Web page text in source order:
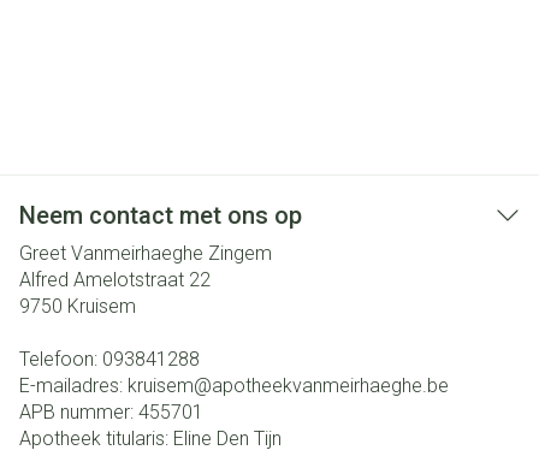
Neem contact met ons op
Greet Vanmeirhaeghe Zingem
Alfred Amelotstraat 22
9750 Kruisem
Telefoon: 093841288
E-mailadres: kruisem@apotheekvanmeirhaeghe.be
APB nummer: 455701
Apotheek titularis: Eline Den Tijn